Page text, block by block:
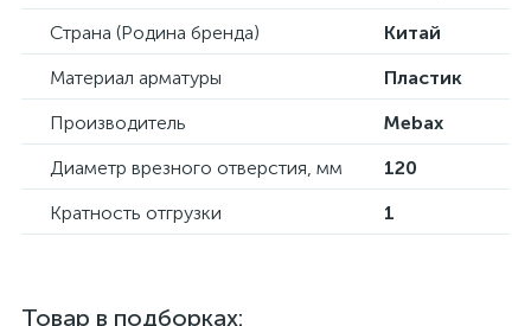
Страна (Родина бренда)
Китай
Материал арматуры
Пластик
Производитель
Mebax
Диаметр врезного отверстия, мм
120
Кратность отгрузки
1
Товар в подборках: